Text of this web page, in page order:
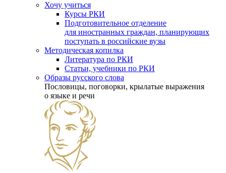
Хочу учиться
Курсы РКИ
Подготовительное отделение
для иностранных граждан, планирующих
поступать в российские вузы
Методическая копилка
Литература по РКИ
Статьи, учебники по РКИ
Образы русского слова
Пословицы, поговорки, крылатые выражения
о языке и речи